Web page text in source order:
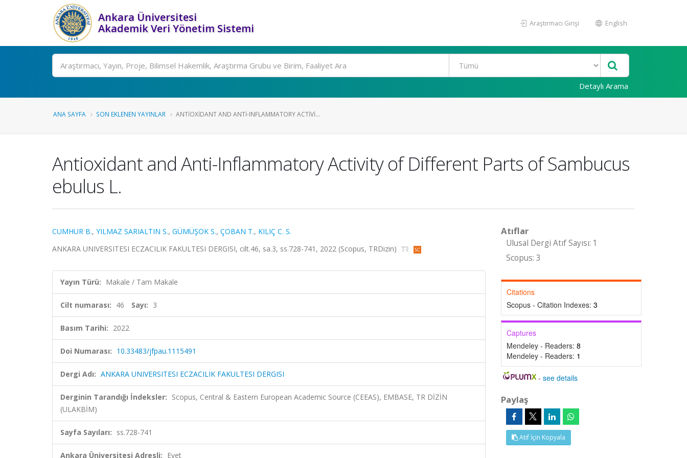
Ankara Üniversitesi
Akademik Veri Yönetim Sistemi
Araştırmacı Girişi English
Ara
Detaylı Arama
ANA SAYFA SON EKLENEN YAYINLAR ANTIOXIDANT AND ANTI-INFLAMMATORY ACTIVI...
Antioxidant and Anti-Inflammatory Activity of Different Parts of Sambucus
ebulus L.
CUMHUR B., YILMAZ SARIALTIN S., GÜMÜŞOK S., ÇOBAN T., KILIÇ C. S.
ANKARA UNIVERSITESI ECZACILIK FAKULTESI DERGISI, cilt.46, sa.3, ss.728-741, 2022 (Scopus, TRDizin)
Yayın Türü: Makale / Tam Makale
Cilt numarası: 46 Sayı: 3
Basım Tarihi: 2022
Doi Numarası: 10.33483/jfpau.1115491
Dergi Adı: ANKARA UNIVERSITESI ECZACILIK FAKULTESI DERGISI
Derginin Tarandığı İndeksler: Scopus, Central & Eastern European Academic Source (CEEAS), EMBASE, TR DİZİN
(ULAKBİM)
Sayfa Sayıları: ss.728-741
Ankara Üniversitesi Adresli: Evet
Atıflar
Ulusal Dergi Atıf Sayısı: 1
Scopus: 3
Citations
Scopus - Citation Indexes: 3
Captures
Mendeley - Readers: 8
Mendeley - Readers: 1
-see details
Paylaş
Atıf İçin Kopyala